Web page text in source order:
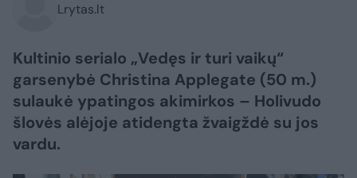
Lrytas.lt
Kultinio serialo „Vedęs ir turi vaikų“
garsenybė Christina Applegate (50 m.)
sulaukė ypatingos akimirkos – Holivudo
šlovės alėjoje atidengta žvaigždė su jos
vardu.